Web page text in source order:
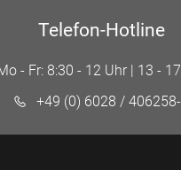
Telefon-Hotline
- Fr: 8:30 - 12 Uhr | 13 -
+49 (0) 6028 /